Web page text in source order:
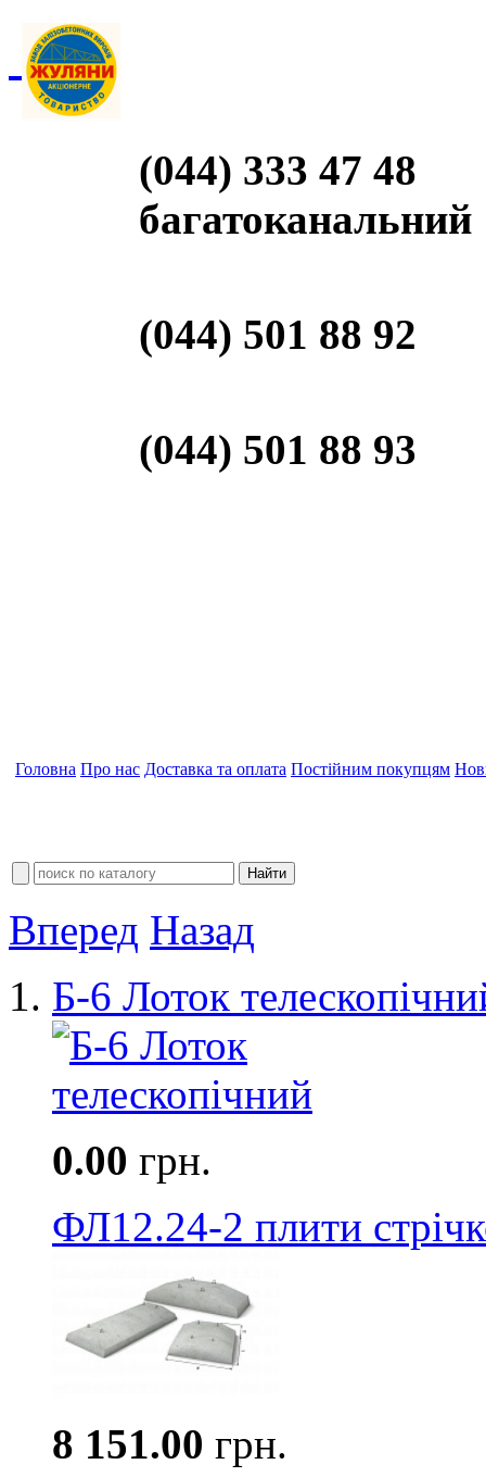
(044) 333 47 48
багатоканальний
(044) 501 88 92
(044) 501 88 93
Головна Про нас Доставка та оплата Постійним покупцям
Вперед Назад
Б-6 Лоток
0.00 грн.
ФЛ12.24-2 плити
8 151.00 грн.